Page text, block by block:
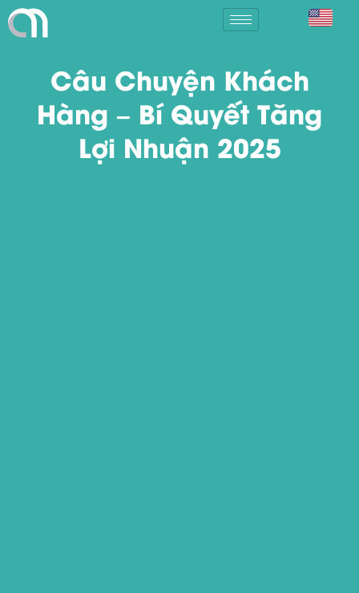
Câu Chuyện Khách
Hàng – Bí Quyết Tăng
Lợi Nhuận 2025